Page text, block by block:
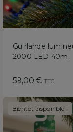
Guirlande
2000 LED 40m
Prix
59,00 € TTC
Bientôt disponible !